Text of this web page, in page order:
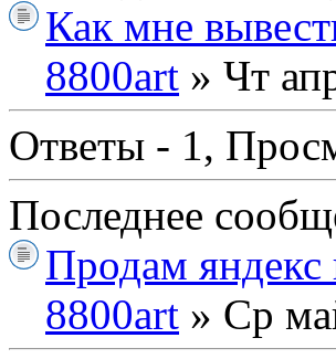
Как мне
8800art » Чт
Ответы - 1,
Последнее
Продам
8800art » Ср